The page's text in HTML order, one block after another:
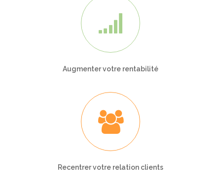
Augmenter votre rentabilité
Recentrer votre relation clients